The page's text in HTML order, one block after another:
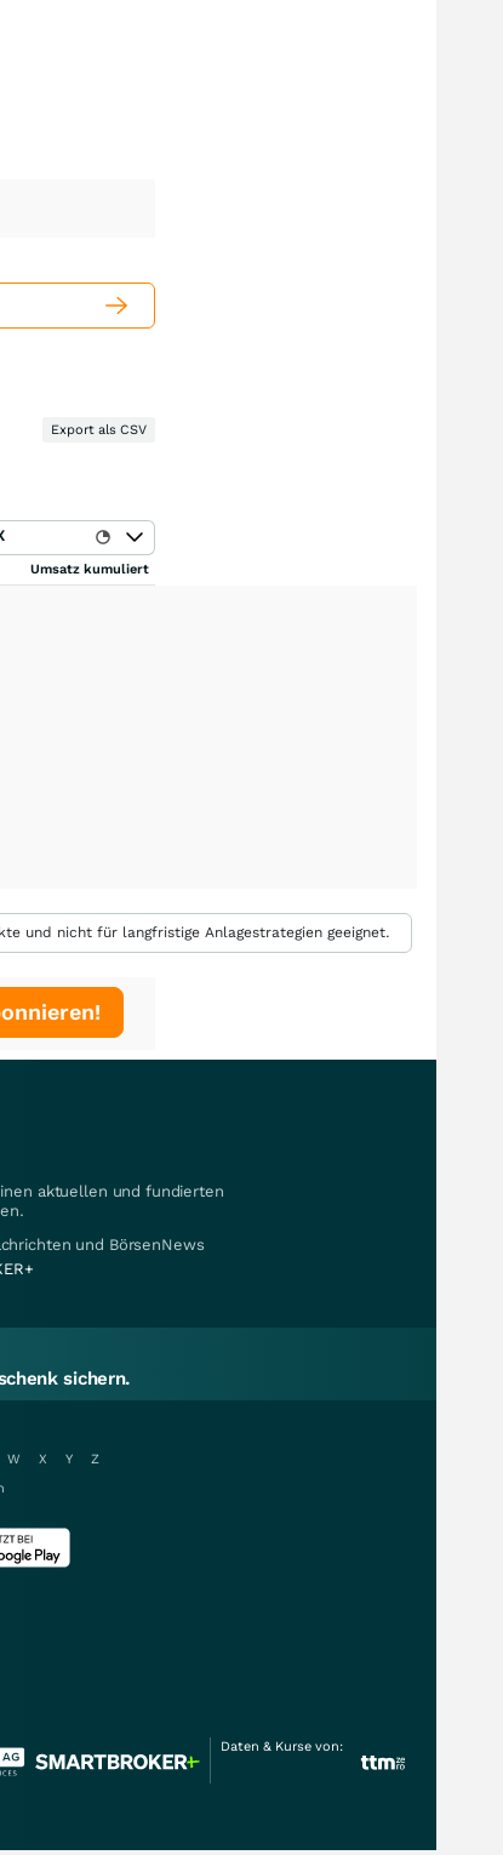
Export als CSV
Umsatz kumuliert
und nicht für langfristige Anlagestrategien geeignet.
aktuellen und fundierten
und BörsenNews
sichern.
W X Y
Z
Daten & Kurse von: